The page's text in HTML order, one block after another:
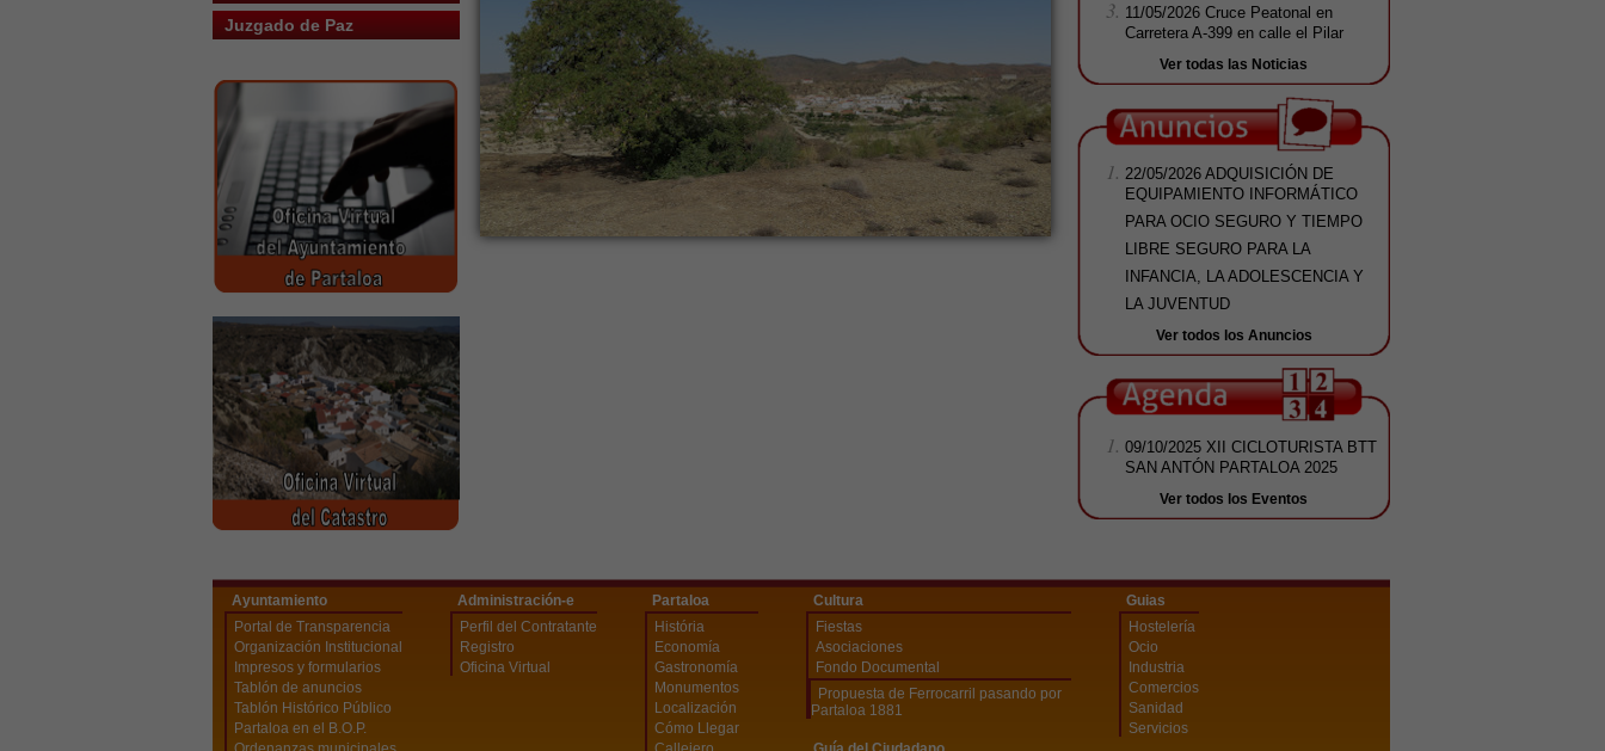
Juzgado de Paz
11/05/2026 Cruce Peatonal en
Carretera A-399 en calle el Pilar
Ver todas las Noticias
22/05/2026 ADQUISICIÓN DE
EQUIPAMIENTO INFORMÁTICO
PARA OCIO SEGURO Y TIEMPO
LIBRE SEGURO PARA LA
INFANCIA, LA ADOLESCENCIA Y
LA JUVENTUD
Ver todos los Anuncios
09/10/2025 XII CICLOTURISTA BTT
SAN ANTÓN PARTALOA 2025
Ver todos los Eventos
Ayuntamiento
Portal de Transparencia
Organización Institucional
Impresos y formularios
Tablón de anuncios
Tablón Histórico Público
Partaloa en el B.O.P.
Administración-e
Perfil del Contratante
Registro
Oficina Virtual
Partaloa
História
Economía
Gastronomía
Monumentos
Localización
Cómo Llegar
Cultura
Fiestas
Asociaciones
Fondo Documental
Propuesta de Ferrocarril pasando por
Partaloa 1881
Guias
Hostelería
Ocio
Industria
Comercios
Sanidad
Servicios